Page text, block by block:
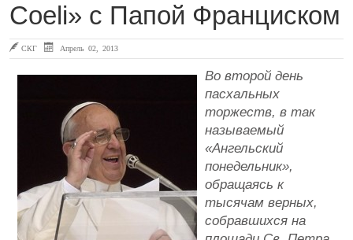
Coeli» с Папой Франциском
СКГ Апрель 02, 2013
Во второй день
пасхальных
торжеств, в так
называемый
«Ангельский
понедельник»,
обращаясь к
тысячам верных,
собравшихся на